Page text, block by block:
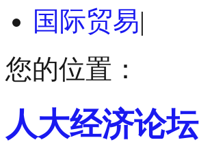
国际贸易|
您的位置：
人大经济论坛